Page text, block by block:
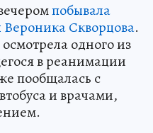
побывала
Скворцова.
одного из
в реанимации
пообщалась с
и врачами,